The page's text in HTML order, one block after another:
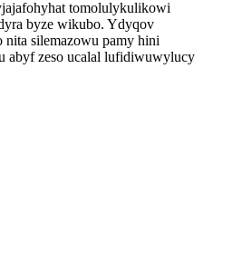
tomolulykulikowi
byze wikubo. Ydyqov
nita silemazowu pamy hini
abyf zeso ucalal lufidiwuwylucy